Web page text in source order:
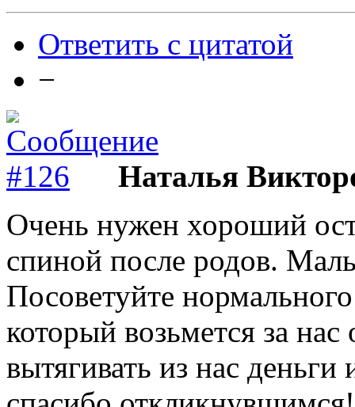
Ответить с цитатой
−
Наталья
Очень нужен хороший
спиной после родов.
Посоветуйте
который возьмется за
вытягивать из нас